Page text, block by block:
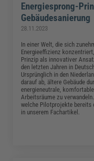
Energiesprong-
Gebäudesanierung
28.11.2023
In einer Welt, die sich
Energieeffizienz
Prinzip als innovativer
den letzten Jahren in
Ursprünglich in den
darauf ab, ältere Gebäude
energieneutrale,
Arbeitsräume zu
welche Pilotprojekte bereits
in unserem Fachartikel.